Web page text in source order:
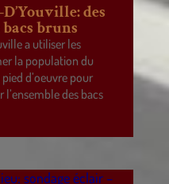
des
bruns
a utiliser les
la population du
d’oeuvre pour
des bacs